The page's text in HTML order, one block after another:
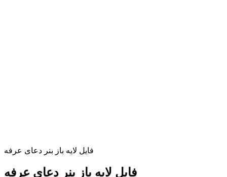
فایل لایه باز بنر دعای عرفه
فایل لایه باز بنر دعای عرفه